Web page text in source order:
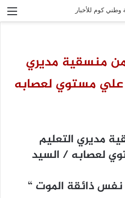
منسقية مديري
علي مستوي لعصابه
مديري التعليم
لعصابه / السيد
ذائقة الموت “